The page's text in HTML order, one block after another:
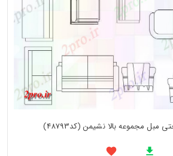
مبل مجموعه بالا نشیمن (کد48793)